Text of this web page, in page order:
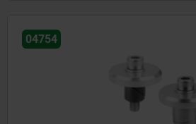
04754